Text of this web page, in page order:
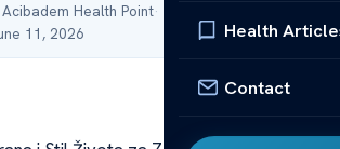
Health
Contact
Health Point·
11, 2026